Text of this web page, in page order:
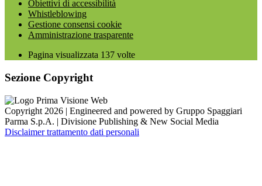
Obiettivi di accessibilità
Whistleblowing
Gestione consensi cookie
Amministrazione trasparente
Pagina visualizzata 137 volte
Sezione Copyright
Copyright 2026 | Engineered and powered by Gruppo Spaggiari
Parma S.p.A. | Divisione Publishing & New Social Media
Disclaimer trattamento dati personali